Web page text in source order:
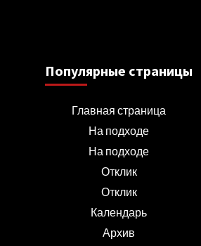
Популярные страницы
Главная страница
На подходе
На подходе
Отклик
Отклик
Календарь
Архив